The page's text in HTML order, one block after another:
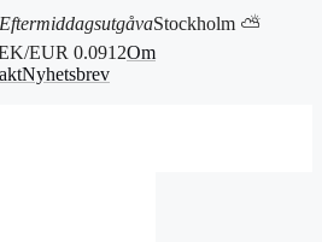
EftermiddagsutgåvaStockholm ⛅
EUR 0.0912Om
Nyhetsbrev